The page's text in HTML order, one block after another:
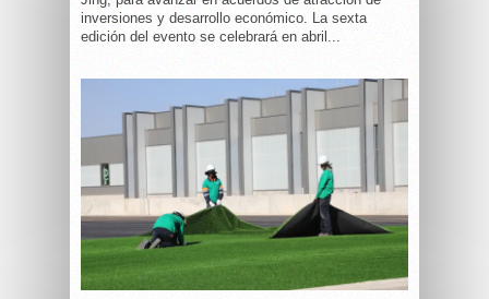
inversiones y desarrollo económico. La sexta
edición del evento se celebrará en abril...